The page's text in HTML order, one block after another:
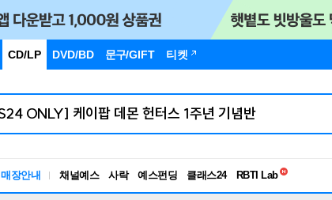
CD/LP DVD/BD 문구/GIFT 티켓
매장안내 채널예스 사락 예스펀딩 클래스24
독서유형검사